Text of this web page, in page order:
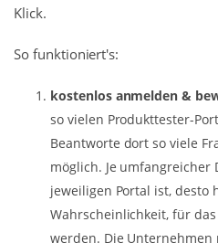
Klick.
So funktioniert's:
kostenlos anmelden &
so vielen Produkttester-
Beantworte dort so viele
möglich. Je umfangreicher
jeweiligen Portal ist, desto
Wahrscheinlichkeit, für
werden. Die Unternehmen